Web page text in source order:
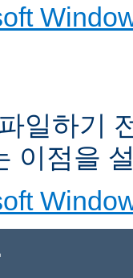
일하기
이점을